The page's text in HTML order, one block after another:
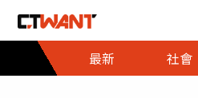
最新
社會